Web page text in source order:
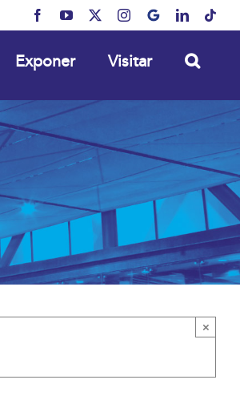
FacebookYouTube Instagram
MyBusinessLinkedIn
Exponer Visitar
×